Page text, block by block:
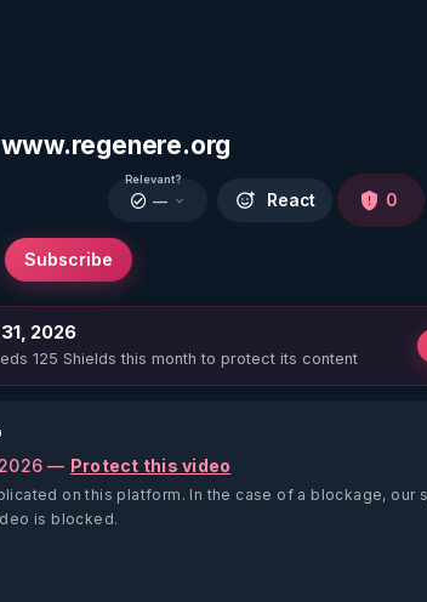
Subscribe
Relevant?
— React 0
2026
125 Shields this month to protect its content
— Protect this video
on this platform. In the case of a blockage, our
is blocked.